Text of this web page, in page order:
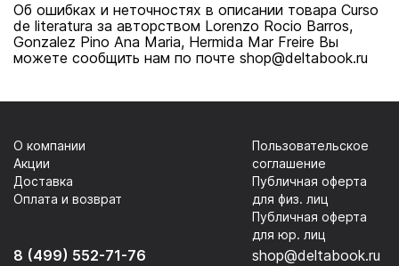
Об ошибках и неточностях в описании товара Curso
de literatura за авторством Lorenzo Rocio Barros,
Gonzalez Pino Ana Maria, Hermida Mar Freire Вы
можете сообщить нам по почте shop@deltabook.ru
8 (499) 552-71-76
О компании
Акции
Доставка
Оплата и возврат
Пользовательское
соглашение
Публичная оферта
для физ. лиц
Публичная оферта
для юр. лиц
shop@deltabook.ru